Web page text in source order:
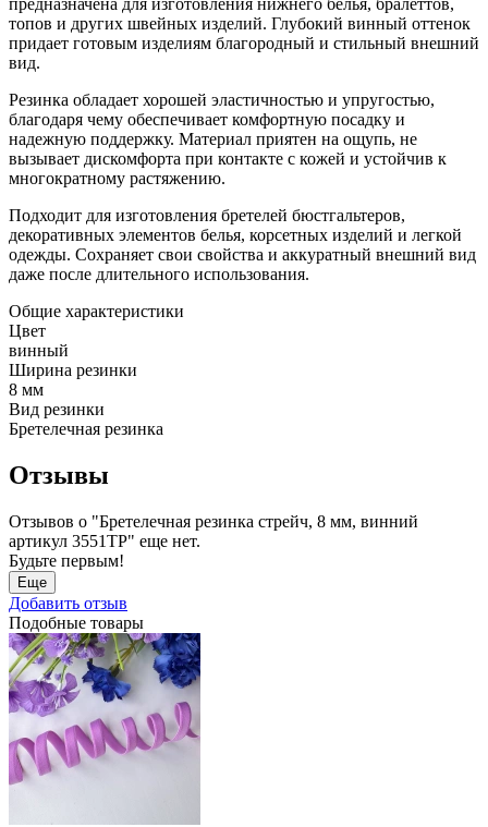
топов и других швейных изделий. Глубокий винный оттенок
придает готовым изделиям благородный и стильный внешний
вид.
Резинка обладает хорошей эластичностью и упругостью,
благодаря чему обеспечивает комфортную посадку и
надежную поддержку. Материал приятен на ощупь, не
вызывает дискомфорта при контакте с кожей и устойчив к
многократному растяжению.
Подходит для изготовления бретелей бюстгальтеров,
декоративных элементов белья, корсетных изделий и легкой
одежды. Сохраняет свои свойства и аккуратный внешний вид
даже после длительного использования.
Общие характеристики
Цвет
винный
Ширина резинки
8 мм
Вид резинки
Бретелечная резинка
Отзывы
Отзывов о "Бретелечная резинка стрейч, 8 мм, винний
артикул 3551ТР" еще нет.
Будьте первым!
Еще
Добавить отзыв
Подобные товары